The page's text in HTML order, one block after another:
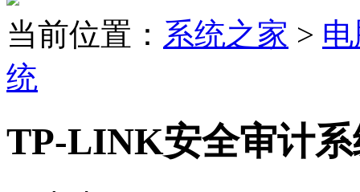
当前位置： 系统之家 >
统
TP-LINK安全审计系